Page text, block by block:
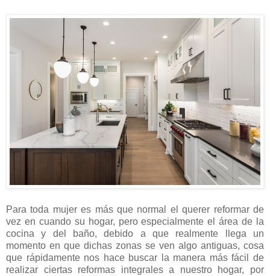
Para toda mujer es más que normal el querer reformar de
vez en cuando su hogar, pero especialmente el área de la
cocina y del baño, debido a que realmente llega un
momento en que dichas zonas se ven algo antiguas, cosa
que rápidamente nos hace buscar la manera más fácil de
realizar ciertas reformas integrales a nuestro hogar, por